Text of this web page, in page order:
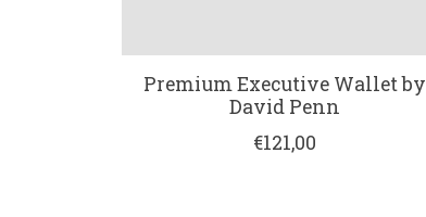
Premium Executive Wallet by
David Penn
€121,00